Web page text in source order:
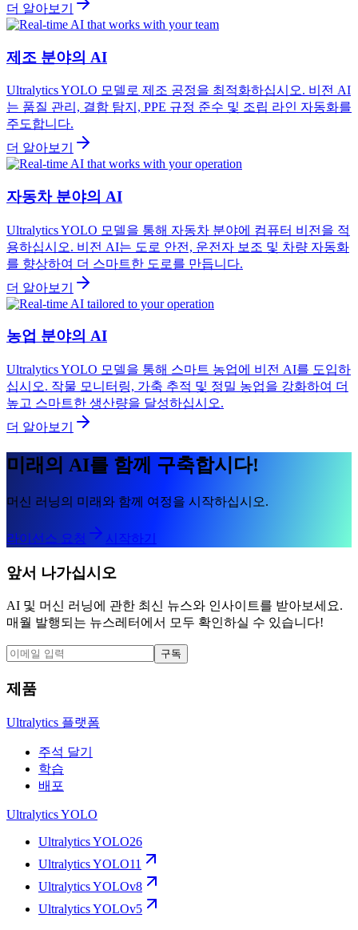
더 알아보기
제조 분야의 AI
Ultralytics YOLO 모델로 제조 공정을 최적화하십시오. 비전 AI
는 품질 관리, 결함 탐지, PPE 규정 준수 및 조립 라인 자동화를
주도합니다.
더 알아보기
자동차 분야의 AI
Ultralytics YOLO 모델을 통해 자동차 분야에 컴퓨터 비전을 적
용하십시오. 비전 AI는 도로 안전, 운전자 보조 및 차량 자동화
를 향상하여 더 스마트한 도로를 만듭니다.
더 알아보기
농업 분야의 AI
Ultralytics YOLO 모델을 통해 스마트 농업에 비전 AI를 도입하
십시오. 작물 모니터링, 가축 추적 및 정밀 농업을 강화하여 더
높고 스마트한 생산량을 달성하십시오.
더 알아보기
미래의 AI를 함께 구축합시다!
머신 러닝의 미래와 함께 여정을 시작하십시오.
라이선스 요청 시작하기
앞서 나가십시오
AI 및 머신 러닝에 관한 최신 뉴스와 인사이트를 받아보세요.
매월 발행되는 뉴스레터에서 모두 확인하실 수 있습니다!
구독
제품
Ultralytics 플랫폼
주석 달기
학습
배포
Ultralytics YOLO
Ultralytics YOLO26
Ultralytics YOLO11
Ultralytics YOLOv8
Ultralytics YOLOv5